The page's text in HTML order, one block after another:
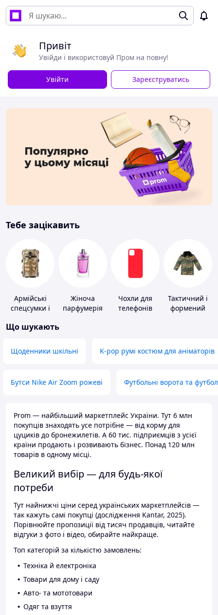
Привіт
Увійди і використовуй Пром на повну!
Увійти Зареєструватись
Тебе зацікавить
Армійські
спецсумки і
Жіноча
парфумерія
Чохли для
телефонів
Тактичний і
формений
Що шукають
Щоденники шкільні K-pop румі костюм для аніматорів
Бутси Nike Air Zoom рожеві Футбольні ворота та
Prom — найбільший маркетплейс України. Тут 6 млн
покупців знаходять усе потрібне — від корму для
цуциків до бронежилетів. А 60 тис. підприємців з усієї
країни продають і розвивають бізнес. Понад 120 млн
товарів в одному місці.
Великий вибір — для будь-якої
потреби
Тут найнижчі ціни серед українських маркетплейсів —
так кажуть самі покупці (дослідження Kantar, 2025).
Порівнюйте пропозиції від тисяч продавців, читайте
відгуки з фото і відео, обирайте найкраще.
Топ категорій за кількістю замовлень:
Техніка й електроніка
Товари для дому і саду
Авто- та мототовари
Одяг та взуття